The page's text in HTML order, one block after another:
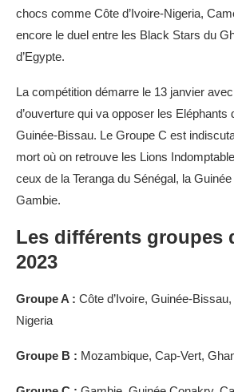
chocs comme Côte d’Ivoire-Nigeria,
encore le duel entre les Black Stars du
d’Egypte.
La compétition démarre le 13 janvier
d’ouverture qui va opposer les Eléphants
Guinée-Bissau. Le Groupe C est
mort où on retrouve les Lions
ceux de la Teranga du Sénégal, la
Gambie.
Les différents groupes
2023
Groupe A : Côte d’Ivoire, Guinée-
Nigeria
Groupe B : Mozambique, Cap-Vert,